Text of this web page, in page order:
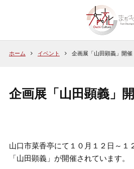
企画展「山田顕義」
ホーム イベント 企画展「山田顕義」開催
山口市菜香亭にて１０月１２日～１
「山田顕義」が開催されています。